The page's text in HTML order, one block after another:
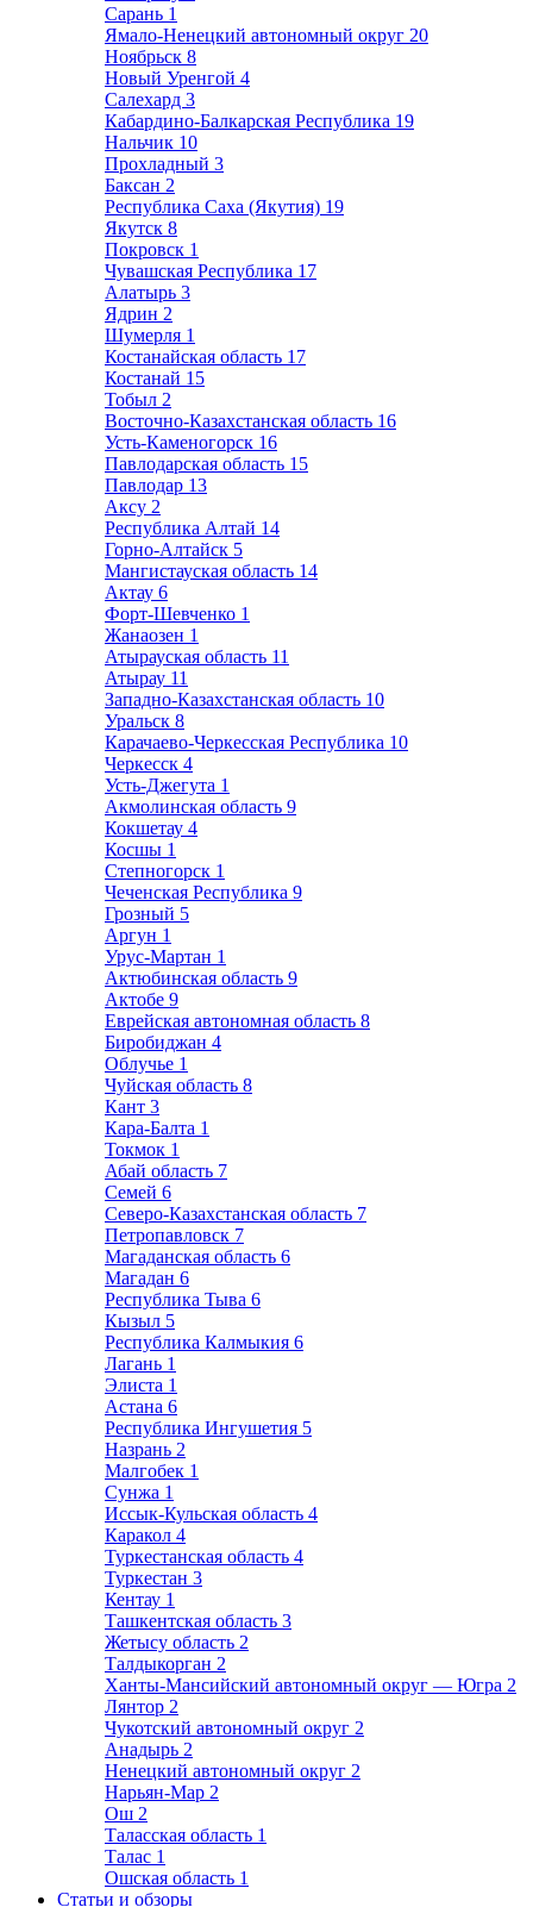
Сарань 1
Ямало-Ненецкий автономный округ 20
Ноябрьск 8
Новый Уренгой 4
Салехард 3
Кабардино-Балкарская Республика 19
Нальчик 10
Прохладный 3
Баксан 2
Республика Саха (Якутия) 19
Якутск 8
Покровск 1
Чувашская Республика 17
Алатырь 3
Ядрин 2
Шумерля 1
Костанайская область 17
Костанай 15
Тобыл 2
Восточно-Казахстанская область 16
Усть-Каменогорск 16
Павлодарская область 15
Павлодар 13
Аксу 2
Республика Алтай 14
Горно-Алтайск 5
Мангистауская область 14
Актау 6
Форт-Шевченко 1
Жанаозен 1
Атырауская область 11
Атырау 11
Западно-Казахстанская область 10
Уральск 8
Карачаево-Черкесская Республика 10
Черкесск 4
Усть-Джегута 1
Акмолинская область 9
Кокшетау 4
Косшы 1
Степногорск 1
Чеченская Республика 9
Грозный 5
Аргун 1
Урус-Мартан 1
Актюбинская область 9
Актобе 9
Еврейская автономная область 8
Биробиджан 4
Облучье 1
Чуйская область 8
Кант 3
Кара-Балта 1
Токмок 1
Абай область 7
Семей 6
Северо-Казахстанская область 7
Петропавловск 7
Магаданская область 6
Магадан 6
Республика Тыва 6
Кызыл 5
Республика Калмыкия 6
Лагань 1
Элиста 1
Астана 6
Республика Ингушетия 5
Назрань 2
Малгобек 1
Сунжа 1
Иссык-Кульская область 4
Каракол 4
Туркестанская область 4
Туркестан 3
Кентау 1
Ташкентская область 3
Жетысу область 2
Талдыкорган 2
Ханты-Мансийский автономный округ — Югра 2
Лянтор 2
Чукотский автономный округ 2
Анадырь 2
Ненецкий автономный округ 2
Нарьян-Мар 2
Ош 2
Таласская область 1
Талас 1
Ошская область 1
Статьи и обзоры